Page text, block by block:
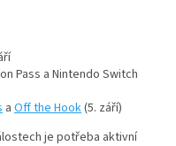
Pass a Nintendo Switch
a Off the Hook(5. září)
je potřeba aktivní